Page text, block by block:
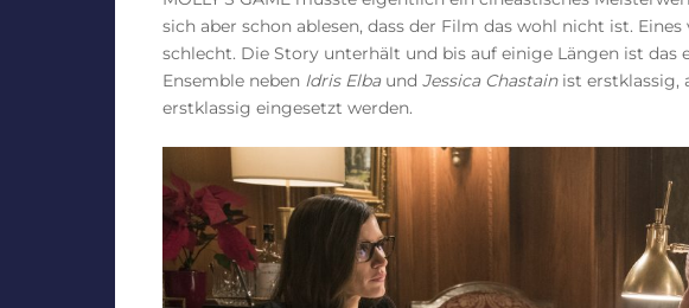
sich aber schon ablesen, dass der Film das wohl nicht ist. Eines
schlecht. Die Story unterhält und bis auf einige Längen ist das
Ensemble neben Idris Elbaund Jessica Chastainist erstklassig,
erstklassig eingesetzt werden.